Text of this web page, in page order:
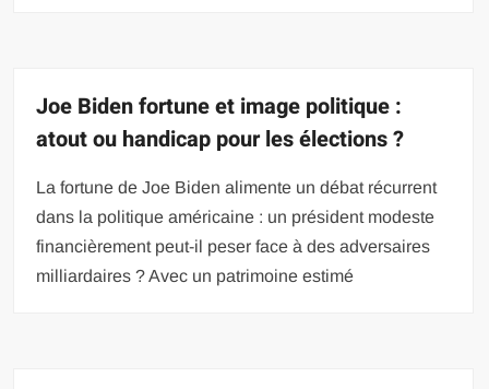
Joe Biden fortune et image politique :
atout ou handicap pour les élections ?
La fortune de Joe Biden alimente un débat récurrent
dans la politique américaine : un président modeste
financièrement peut-il peser face à des adversaires
milliardaires ? Avec un patrimoine estimé